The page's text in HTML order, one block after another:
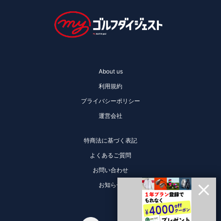
About us
利用規約
プライバシーポリシー
運営会社
特商法に基づく表記
よくあるご質問
お問い合わせ
お知らせ